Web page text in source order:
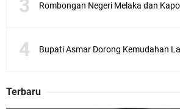
Terbaru